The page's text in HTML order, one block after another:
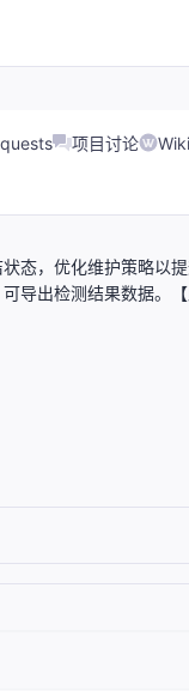
项目讨论 Wiki
态，优化维护策略以
导出检测结果数据。【